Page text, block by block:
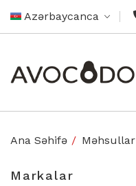
Azərbaycanca
Ana Səhifə Məhsullar
Markalar